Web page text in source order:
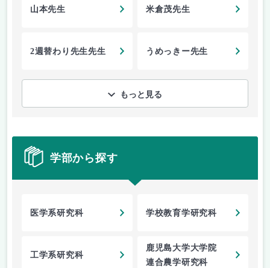
山本先生 米倉茂先生
2週替わり先生先生 うめっきー先生
もっと見る
学部から探す
医学系研究科 学校教育学研究科
工学系研究科
鹿児島大学大学院
連合農学研究科